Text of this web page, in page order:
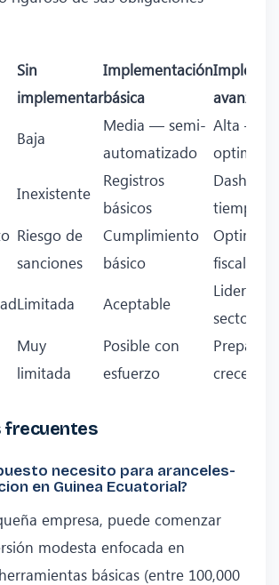
Sin
implementar
Implementación
básica
avanzada
Baja
Media — semi-
automatizado
Alta —
Inexistente
Registros
básicos
tiempo
Riesgo de
sanciones
Cumplimiento
básico
fiscal
Limitada Aceptable
Liderazgo
sectorial
Muy
limitada
Posible con
esfuerzo
crecer
frecuentes
necesito para aranceles-
en Guinea Ecuatorial?
empresa, puede comenzar
modesta enfocada en
básicas (entre 100,000